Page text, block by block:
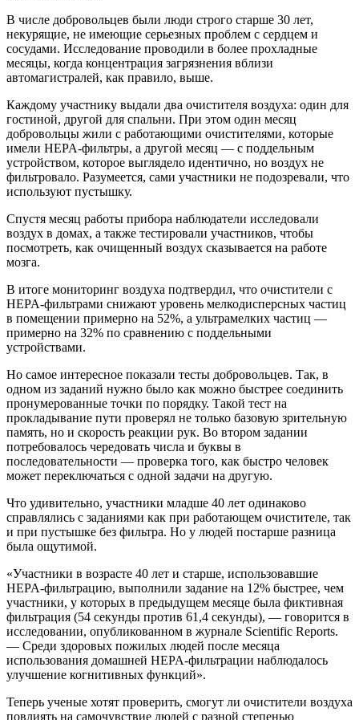
В числе добровольцев были люди строго старше 30 лет,
некурящие, не имеющие серьезных проблем с сердцем и
сосудами. Исследование проводили в более прохладные
месяцы, когда концентрация загрязнения вблизи
автомагистралей, как правило, выше.
Каждому участнику выдали два очистителя воздуха: один для
гостиной, другой для спальни. При этом один месяц
добровольцы жили с работающими очистителями, которые
имели HEPA-фильтры, а другой месяц — с поддельным
устройством, которое выглядело идентично, но воздух не
фильтровало. Разумеется, сами участники не подозревали, что
используют пустышку.
Спустя месяц работы прибора наблюдатели исследовали
воздух в домах, а также тестировали участников, чтобы
посмотреть, как очищенный воздух сказывается на работе
мозга.
В итоге мониторинг воздуха подтвердил, что очистители с
HEPA-фильтрами снижают уровень мелкодисперсных частиц
в помещении примерно на 52%, а ультрамелких частиц —
примерно на 32% по сравнению с поддельными
устройствами.
Но самое интересное показали тесты добровольцев. Так, в
одном из заданий нужно было как можно быстрее соединить
пронумерованные точки по порядку. Такой тест на
прокладывание пути проверял не только базовую зрительную
память, но и скорость реакции рук. Во втором задании
потребовалось чередовать числа и буквы в
последовательности — проверка того, как быстро человек
может переключаться с одной задачи на другую.
Что удивительно, участники младше 40 лет одинаково
справлялись с заданиями как при работающем очистителе, так
и при пустышке без фильтра. Но у людей постарше разница
была ощутимой.
«Участники в возрасте 40 лет и старше, использовавшие
HEPA-фильтрацию, выполнили задание на 12% быстрее, чем
участники, у которых в предыдущем месяце была фиктивная
фильтрация (54 секунды против 61,4 секунды), — говорится в
исследовании, опубликованном в журнале Scientific Reports.
— Среди здоровых пожилых людей после месяца
использования домашней HEPA-фильтрации наблюдалось
улучшение когнитивных функций».
Теперь ученые хотят проверить, смогут ли очистители воздуха
повлиять на самочувствие людей с разной степенью